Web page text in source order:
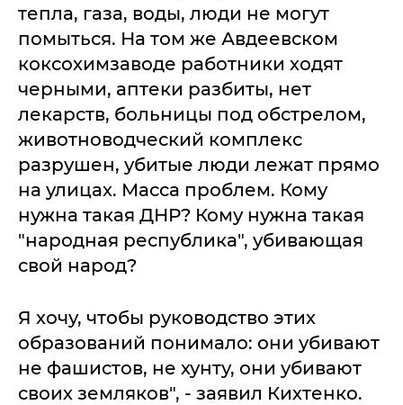
тепла, газа, воды, люди не могут
помыться. На том же Авдеевском
коксохимзаводе работники ходят
черными, аптеки разбиты, нет
лекарств, больницы под обстрелом,
животноводческий комплекс
разрушен, убитые люди лежат прямо
на улицах. Масса проблем. Кому
нужна такая ДНР? Кому нужна такая
"народная республика", убивающая
свой народ?
Я хочу, чтобы руководство этих
образований понимало: они убивают
не фашистов, не хунту, они убивают
своих земляков", - заявил Кихтенко.